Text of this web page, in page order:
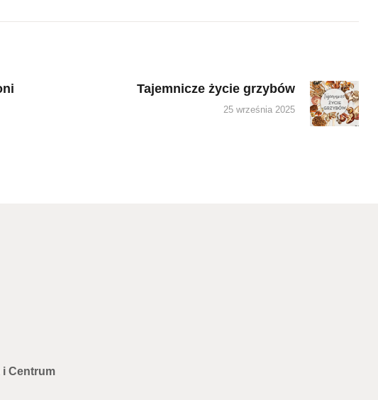
Next
post:
Tajemnicze życie grzybów
25 września 2025
Centrum